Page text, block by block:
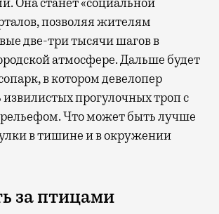
Она станет «социальной
позволяя жителям
две-три тысячи шагов в
атмосфере. Дальше будет
в котором девелопер
извилистых прогулочных троп с
Что может быть лучше
в тишине и в окружении
за птицами